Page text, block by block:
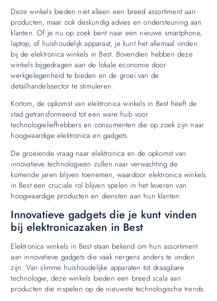
Deze winkels bieden niet alleen een breed assortiment aan
producten, maar ook deskundig advies en ondersteuning aan
klanten. Of je nu op zoek bent naar een nieuwe smartphone,
laptop, of huishoudelijk apparaat, je kunt het allemaal vinden
bij de elektronica winkels in Best. Bovendien hebben deze
winkels bijgedragen aan de lokale economie door
werkgelegenheid te bieden en de groei van de
detailhandelssector te stimuleren.
Kortom, de opkomst van elektronica winkels in Best heeft de
stad getransformeerd tot een ware hub voor
technologieliefhebbers en consumenten die op zoek zijn naar
hoogwaardige elektronica en gadgets.
De groeiende vraag naar elektronica en de opkomst van
innovatieve technologieën zullen naar verwachting de
komende jaren blijven toenemen, waardoor elektronica winkels
in Best een cruciale rol blijven spelen in het leveren van
hoogwaardige producten en diensten aan hun klanten.
Innovatieve gadgets die je kunt vinden
bij elektronicazaken in Best
Elektronica winkels in Best staan bekend om hun assortiment
aan innovatieve gadgets die vaak nergens anders te vinden
zijn. Van slimme huishoudelijke apparaten tot draagbare
technologie, deze winkels bieden een breed scala aan
producten die inspelen op de nieuwste technologische trends.